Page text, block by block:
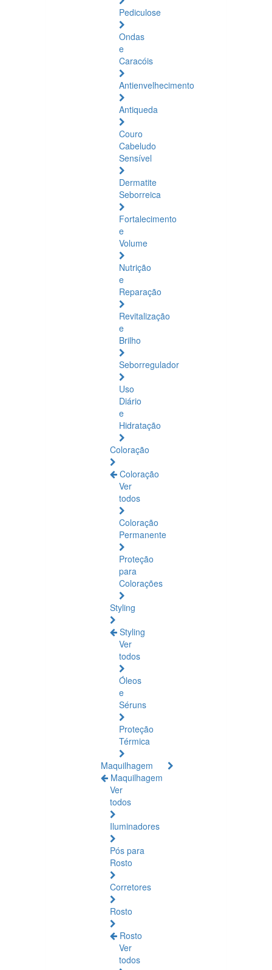
Pediculose
Ondas
e
Caracóis
Antienvelhecimento
Antiqueda
Couro
Cabeludo
Sensível
Dermatite
Seborreica
Fortalecimento
e
Volume
Nutrição
e
Reparação
Revitalização
e
Brilho
Seborregulador
Uso
Diário
e
Hidratação
Coloração
Coloração
Ver
todos
Coloração
Permanente
Proteção
para
Colorações
Styling
Styling
Ver
todos
Óleos
e
Séruns
Proteção
Térmica
Maquilhagem
Maquilhagem
Ver
todos
Iluminadores
Pós para
Rosto
Corretores
Rosto
Rosto
Ver
todos